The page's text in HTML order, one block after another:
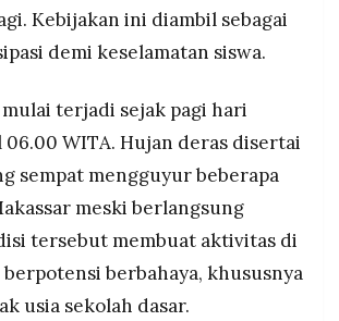
Kebijakan ini diambil sebagai
demi keselamatan siswa.
terjadi sejak pagi hari
WITA. Hujan deras disertai
sempat mengguyur beberapa
meski berlangsung
tersebut membuat aktivitas di
berbahaya, khususnya
usia sekolah dasar.